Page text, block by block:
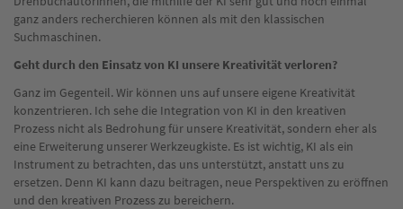
ganz anders recherchieren können als mit den klassischen
Suchmaschinen.
Geht durch den Einsatz von KI unsere Kreativität verloren?
Ganz im Gegenteil. Wir können uns auf unsere eigene Kreativität
konzentrieren. Ich sehe die Integration von KI in den kreativen
Prozess nicht als Bedrohung für unsere Kreativität, sondern eher als
eine Erweiterung unserer Werkzeugkiste. Es ist wichtig, KI als ein
Instrument zu betrachten, das uns unterstützt, anstatt uns zu
ersetzen. Denn KI kann dazu beitragen, neue Perspektiven zu eröffnen
und den kreativen Prozess zu bereichern.